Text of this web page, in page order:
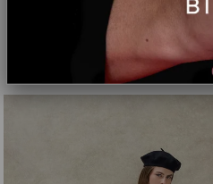
Aleria Ekose Desen Godeli
₺1.389,90